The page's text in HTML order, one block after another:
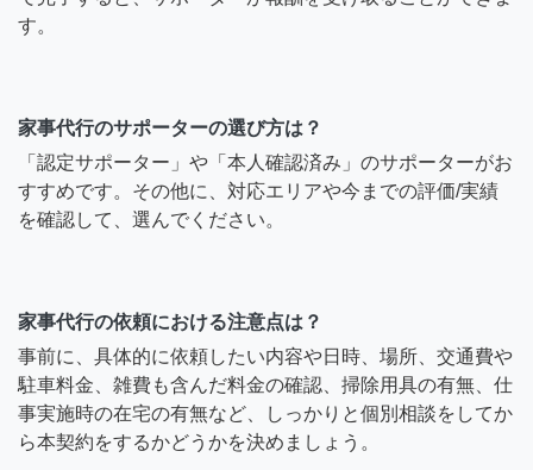
す。
家事代行のサポーターの選び方は？
「認定サポーター」や「本人確認済み」のサポーターがお
すすめです。その他に、対応エリアや今までの評価/実績
を確認して、選んでください。
家事代行の依頼における注意点は？
事前に、具体的に依頼したい内容や日時、場所、交通費や
駐車料金、雑費も含んだ料金の確認、掃除用具の有無、仕
事実施時の在宅の有無など、しっかりと個別相談をしてか
ら本契約をするかどうかを決めましょう。